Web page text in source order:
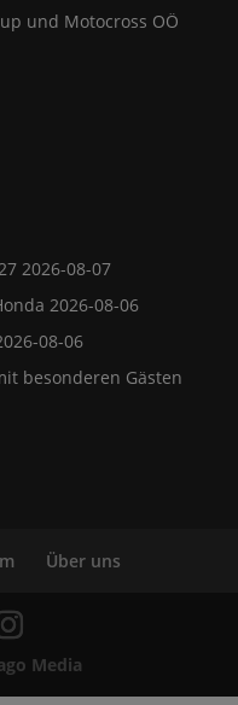
und Motocross OÖ
2026-08-07
2026-08-06
08-06
besonderen Gästen
Über uns
Media